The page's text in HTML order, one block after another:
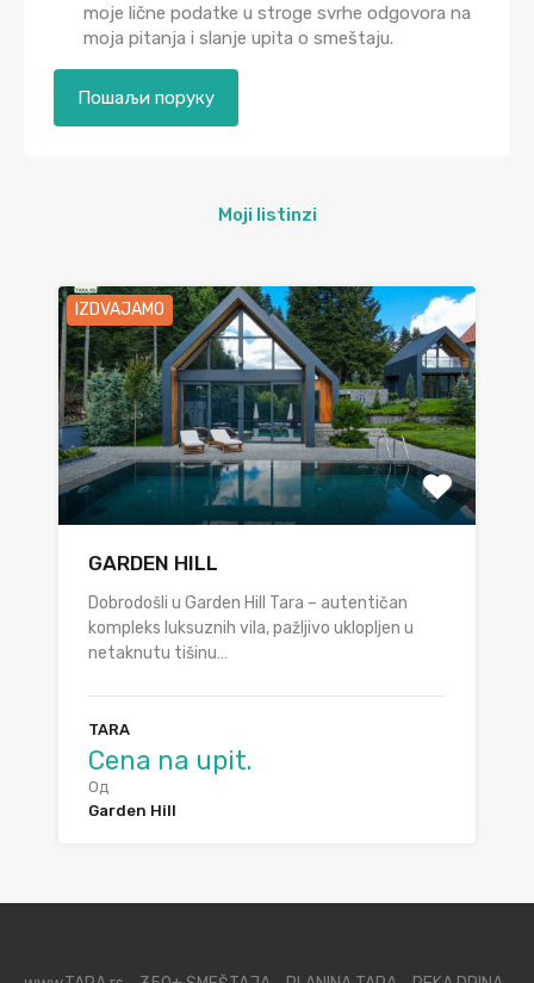
moje lične podatke u stroge svrhe odgovora na
moja pitanja i slanje upita o smeštaju.
Moji listinzi
IZDVAJAMO
GARDEN HILL
Dobrodošli u Garden Hill Tara – autentičan
kompleks luksuznih vila, pažljivo uklopljen u
netaknutu tišinu…
TARA
Cena na upit.
Од
Garden Hill